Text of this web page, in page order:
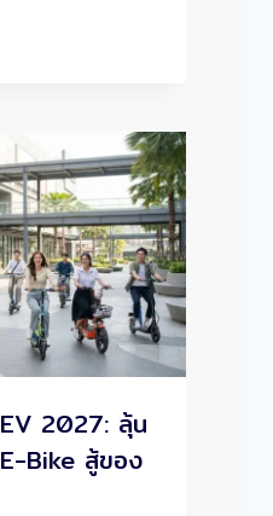
2027: ลุ้น
Bike สู้ของ